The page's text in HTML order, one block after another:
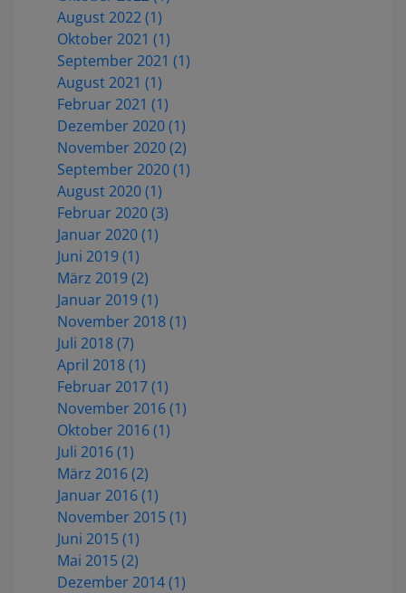
August 2022 (1)
Oktober 2021 (1)
September 2021 (1)
August 2021 (1)
Februar 2021 (1)
Dezember 2020 (1)
November 2020 (2)
September 2020 (1)
August 2020 (1)
Februar 2020 (3)
Januar 2020 (1)
Juni 2019 (1)
März 2019 (2)
Januar 2019 (1)
November 2018 (1)
Juli 2018 (7)
April 2018 (1)
Februar 2017 (1)
November 2016 (1)
Oktober 2016 (1)
Juli 2016 (1)
März 2016 (2)
Januar 2016 (1)
November 2015 (1)
Juni 2015 (1)
Mai 2015 (2)
Dezember 2014 (1)